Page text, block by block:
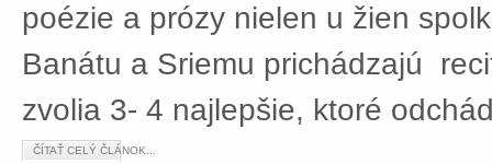
poézie a prózy nielen u žien
Banátu a Sriemu prichádzajú
zvolia 3- 4 najlepšie, ktoré
ČÍTAŤ CELÝ ČLÁNOK...